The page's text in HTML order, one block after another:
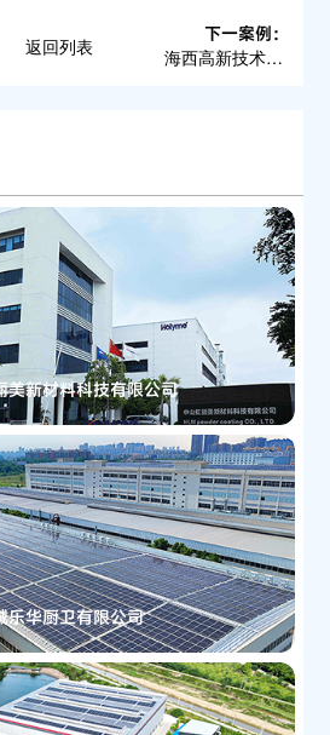
返回列表 下一案例：
海西高新技术产业园
美新材料科技有限公司
乐华厨卫有限公司